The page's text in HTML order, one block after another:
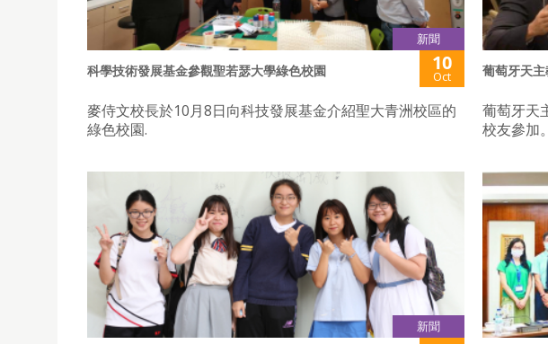
新聞
科學技術發展基金參觀聖若瑟大學綠色校園 10
Oct
麥侍文校長於10月8日向科技發展基金介紹聖大青洲校區的
綠色校園.
葡萄牙天
葡萄牙天
校友參加。
新聞